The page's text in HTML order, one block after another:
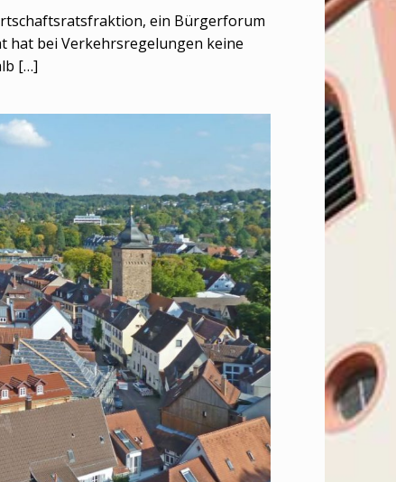
ein Bürgerforum
hat bei Verkehrsregelungen keine
[…]